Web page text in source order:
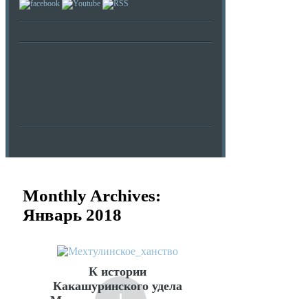
Monthly Archives:
Январь 2018
К истории
Какашуринского удела